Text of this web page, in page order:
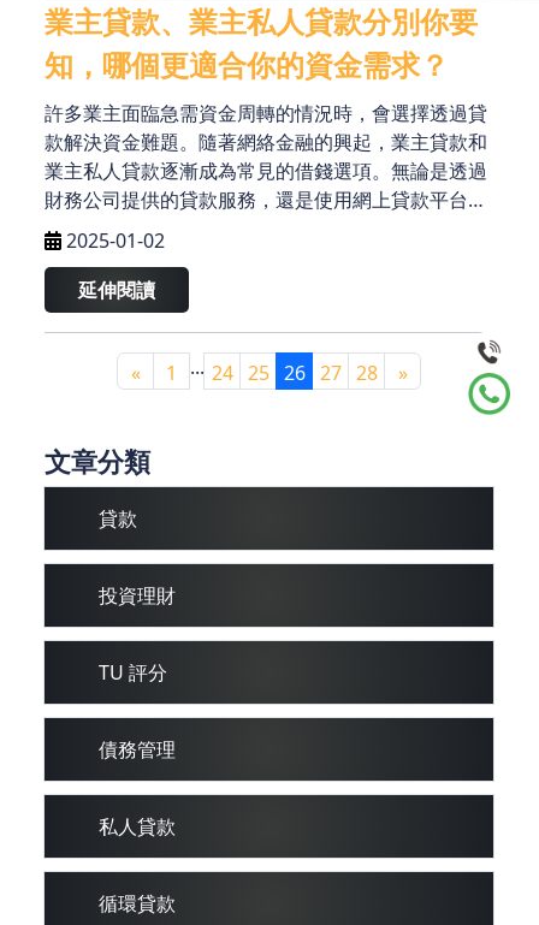
文章分類
貸款
投資理財
TU 評分
債務管理
私人貸款
循環貸款
業主貸款、業主私人貸款分別你要
知，哪個更適合你的資金需求？
許多業主面臨急需資金周轉的情況時，會選擇透過貸
款解決資金難題。隨著網絡金融的興起，業主貸款和
業主私人貸款逐漸成為常見的借錢選項。無論是透過
財務公司提供的貸款服務，還是使用網上貸款平台、
貸款 app 提交申請，這些借錢方式都能迅速幫助借款
人解決資金周轉問題。但兩者之間的差異、優勢及適
用情況，很多人可能並不清楚。本文將深入探討業主
貸款與業主私人貸款的區別，幫助您選擇最合適的信
2025-01-02
延伸閱讀
« 1 ... 24 25 26 27 28 »